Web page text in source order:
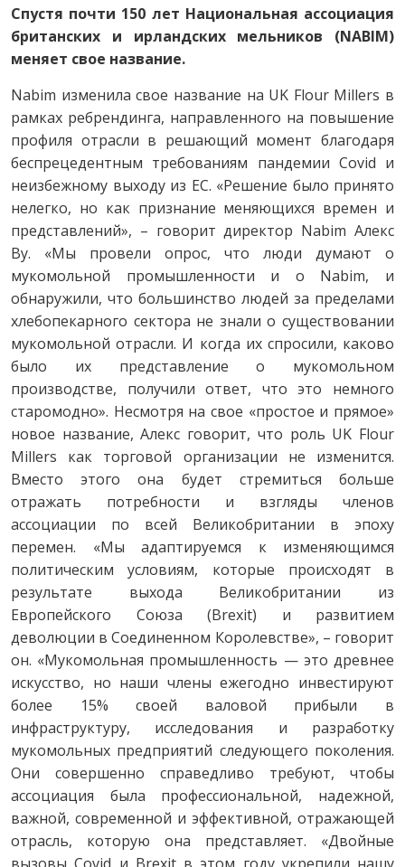
Спустя почти 150 лет Национальная ассоциация
британских и ирландских мельников (NABIM)
меняет свое название.
Nabim изменила свое название на UK Flour Millers в
рамках ребрендинга, направленного на повышение
профиля отрасли в решающий момент благодаря
беспрецедентным требованиям пандемии Covid и
неизбежному выходу из ЕС. «Решение было принято
нелегко, но как признание меняющихся времен и
представлений», – говорит директор Nabim Алекс
Ву. «Мы провели опрос, что люди думают о
мукомольной промышленности и о Nabim, и
обнаружили, что большинство людей за пределами
хлебопекарного сектора не знали о существовании
мукомольной отрасли. И когда их спросили, каково
было их представление о мукомольном
производстве, получили ответ, что это немного
старомодно». Несмотря на свое «простое и прямое»
новое название, Алекс говорит, что роль UK Flour
Millers как торговой организации не изменится.
Вместо этого она будет стремиться больше
отражать потребности и взгляды членов
ассоциации по всей Великобритании в эпоху
перемен. «Мы адаптируемся к изменяющимся
политическим условиям, которые происходят в
результате выхода Великобритании из
Европейского Союза (Brexit) и развитием
деволюции в Соединенном Королевстве», – говорит
он. «Мукомольная промышленность — это древнее
искусство, но наши члены ежегодно инвестируют
более 15% своей валовой прибыли в
инфраструктуру, исследования и разработку
мукомольных предприятий следующего поколения.
Они совершенно справедливо требуют, чтобы
ассоциация была профессиональной, надежной,
важной, современной и эффективной, отражающей
отрасль, которую она представляет. «Двойные